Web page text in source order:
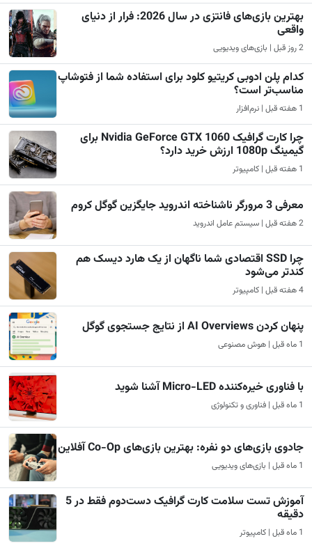
بهترین بازی‌های فانتزی در سال 2026: فرار از دنیای
واقعی
2 روز قبل | بازی‌های ویدیویی
کدام پلن ادوبی کریتیو کلود برای استفاده شما از فتوشاپ
مناسب‌تر است؟
1 هفته قبل | نرم‌افزار
چرا کارت گرافیک Nvidia GeForce GTX 1060 برای
گیمینگ 1080p ارزش خرید دارد؟
1 هفته قبل | کامپیوتر
معرفی 3 مرورگر ناشناخته اندروید جایگزین گوگل کروم
2 هفته قبل | سیستم عامل اندروید
چرا SSD اقتصادی شما ناگهان از یک هارد دیسک هم
کندتر می‌شود
4 هفته قبل | کامپیوتر
پنهان کردن AI Overviews از نتایج جستجوی گوگل
1 ماه قبل | هوش مصنوعی
با فناوری خیره‌کننده Micro-LED آشنا شوید
1 ماه قبل | فناوری و تکنولوژی
جادوی بازی‌های دو نفره: بهترین بازی‌های Co-Op آفلاین
1 ماه قبل | بازی‌های ویدیویی
آموزش تست سلامت کارت گرافیک دست‌دوم فقط در 5
دقیقه
1 ماه قبل | کامپیوتر